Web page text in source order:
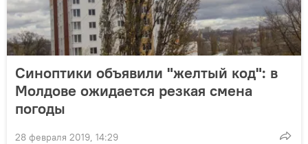
Синоптики объявили "желтый код": в
Молдове ожидается резкая смена
погоды
28 февраля 2019, 14:29